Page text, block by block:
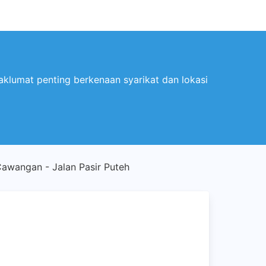
penting berkenaan syarikat dan lokasi
- Jalan Pasir Puteh